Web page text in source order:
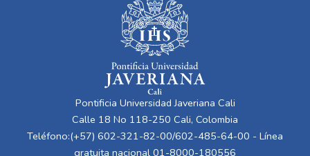
Pontificia Universidad Javeriana Cali
Calle 18 No 118-250 Cali, Colombia
Teléfono:(+57) 602-321-82-00/602-485-64-00 - Línea
gratuita nacional 01-8000-180556